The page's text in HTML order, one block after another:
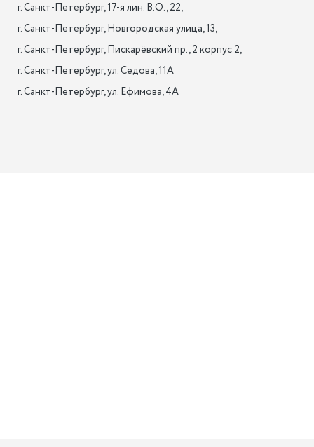
г. Санкт-Петербург, 17-я лин. B.O., 22,
г. Санкт-Петербург, Новгородская улица, 13,
г. Санкт-Петербург, Пискарёвский пр., 2 корпус 2,
г. Санкт-Петербург, ул. Седова, 11А
г. Санкт-Петербург, ул. Ефимова, 4А